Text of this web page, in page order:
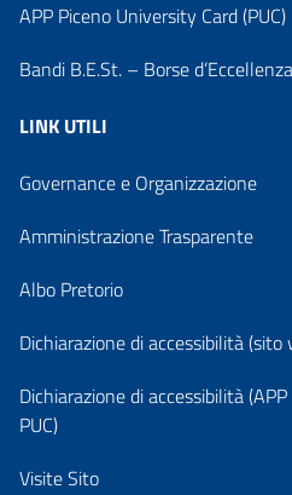
APP Piceno University Card (PUC)
Bandi B.E.St. – Borse
LINK UTILI
Governance e Organizzazione
Amministrazione Trasparente
Albo Pretorio
Dichiarazione di accessibilità
Dichiarazione di accessibilità
PUC)
Visite Sito